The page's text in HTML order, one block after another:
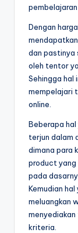
Dengan
dan pastinya
oleh tentor
Sehingga hal
mempelajari
online.
Beberapa
terjun dalam
dimana para
product
pada
Kemudian
meluangkan
kriteria.